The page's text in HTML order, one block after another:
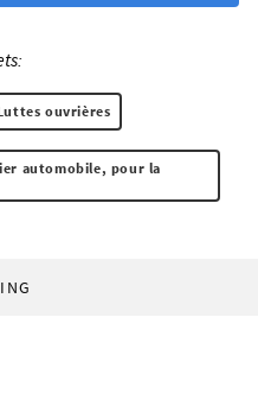
ouvrières
automobile, pour la